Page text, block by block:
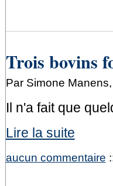
Trois bovins
Par Simone
Il n'a fait que
Lire la suite
aucun commentaire